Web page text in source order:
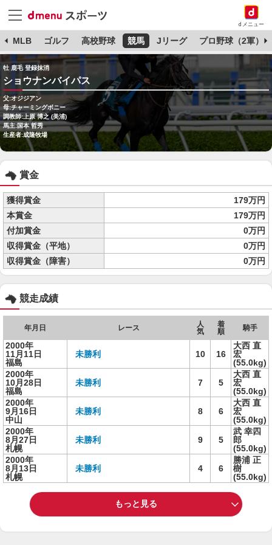
dメニュー
MLB ゴルフ 高校野球 競馬 Jリーグ プロ野球（2軍）
牡 鹿毛 登録抹消
ショウナンバイパス
父:オジジアン
母:チャーミングボニー
調教師:上原 博之 (美浦)
馬主:国本 哲秀
生産者:成隆牧場
賞金
獲得賞金
179万円
本賞金
179万円
付加賞金
0万円
収得賞金（平地）
0万円
収得賞金（障害）
0万円
競走成績
年月日 レース
人
気
着
順
騎手
2000年
11月11日
福島
未勝利 10 16
大西 直
宏
(55.0kg)
2000年
10月28日
福島
未勝利 7 5
大西 直
宏
(55.0kg)
2000年
9月16日
中山
未勝利 8 6
大西 直
宏
(55.0kg)
2000年
8月27日
札幌
未勝利 9 5
武 幸四
郎
(55.0kg)
2000年
8月13日
札幌
未勝利 4 6
勝浦 正
樹
(55.0kg)
もっと見る